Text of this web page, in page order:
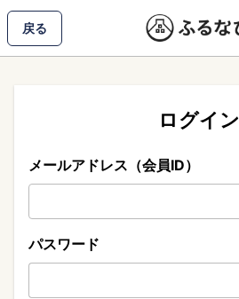
戻る
ログイン
メールアドレス（会員ID）
パスワード